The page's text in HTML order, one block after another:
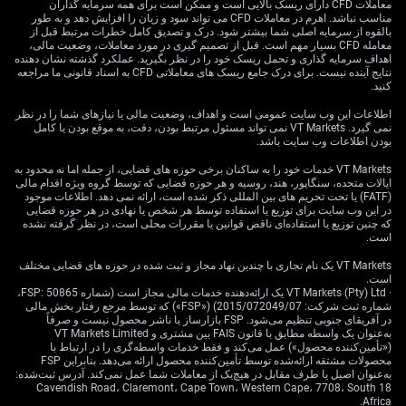
نرخ ارز EUR/USD وارد کند. تازه‌ترین گزارش اشتغال آمریکا
تداوم قدرت بازار کار را نشان داد؛ با افزوده شدن بیش از
۲۰۰ هزار شغل در ماه گذشته، روایت «نرخ‌های بالاتر برای
مدت طولانی‌تر» (higher for longer) فدرال رزرو تقویت شد.
جهت افت نرخ تا حوالی ۱.۰۵ در ماه‌های آینده ارزشمند
می‌دانیم.
برای بازار سهام، این محیط در مجموع مثبت است؛ زیرا
کاهش مورد انتظار نرخ‌های بهره، ارزش‌گذاری سودهای آتی
شرکت‌ها را افزایش می‌دهد. شاخص نوسان EURO STOXX
50 (VSTOXX) نیز پیش‌تر به زیر ۱۵ افت کرده که به معنای
کاهش ریسک ادراک‌شده از سوی سرمایه‌گذاران است.
معتقدیم خرید اختیار خرید (Call) روی شاخص‌های اصلی اروپا
مواجهه با رشد (Upside) است.
معاملات CFD دارای ریسک بالایی است و ممکن است برای همه سرمایه گذاران
مناسب نباشد. اهرم در معاملات CFD می تواند سود و زیان را افزایش دهد و به طور
بالقوه از سرمایه اصلی شما بیشتر شود. درک و تصدیق کامل خطرات مرتبط قبل از
معامله CFD بسیار مهم است. قبل از تصمیم گیری در مورد معاملات، وضعیت مالی،
اهداف سرمایه گذاری و تحمل ریسک خود را در نظر بگیرید. عملکرد گذشته نشان دهنده
نتایج آینده نیست. برای درک جامع ریسک های معاملاتی CFD به اسناد قانونی ما مراجعه
کنید.
اطلاعات این وب سایت عمومی است و اهداف، وضعیت مالی یا نیازهای شما را در نظر
نمی گیرد. VT Markets نمی تواند مسئول مرتبط بودن، دقت، به موقع بودن یا کامل
بودن اطلاعات وب سایت باشد.
VT Markets خدمات خود را به ساکنان برخی حوزه های قضایی، از جمله اما نه محدود به
ایالات متحده، سنگاپور، هند، روسیه و هر حوزه قضایی که توسط گروه ویژه اقدام مالی
(FATF) یا تحت تحریم های بین المللی ذکر شده است، ارائه نمی دهد. اطلاعات موجود
در این وب سایت برای توزیع یا استفاده توسط هر شخص یا نهادی در هر حوزه قضایی
که چنین توزیع یا استفاده‌ای ناقض قوانین یا مقررات محلی است، در نظر گرفته نشده
است.
VT Markets یک نام تجاری با چندین نهاد مجاز و ثبت شده در حوزه های قضایی مختلف
است.
· VT Markets (Pty) Ltd یک ارائه‌دهنده خدمات مالی مجاز است (شماره FSP: 50865،
شماره ثبت شرکت: 2015/072049/07) («FSP») که توسط مرجع رفتار بخش مالی
در آفریقای جنوبی تنظیم می‌شود. FSP بازارساز یا ناشر محصول نیست و صرفاً
به‌عنوان یک واسطه مطابق با قانون FAIS بین مشتری و VT Markets Limited
(«تأمین‌کننده محصول») عمل می‌کند و فقط خدمات واسطه‌گری را در ارتباط با
محصولات مشتقه ارائه‌شده توسط تأمین‌کننده محصول ارائه می‌دهد. بنابراین FSP
به‌عنوان اصیل یا طرف مقابل در هیچ‌یک از معاملات شما عمل نمی‌کند. آدرس ثبت‌شده:
18 Cavendish Road، Claremont، Cape Town، Western Cape، 7708، South
Africa.